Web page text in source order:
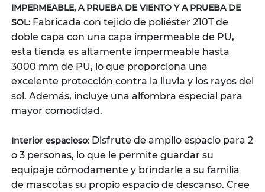
IMPERMEABLE, A PRUEBA DE VIENTO Y A PRUEBA DE
SOL: Fabricada con tejido de poliéster 210T de
doble capa con una capa impermeable de PU,
esta tienda es altamente impermeable hasta
3000 mm de PU, lo que proporciona una
excelente protección contra la lluvia y los rayos del
sol. Además, incluye una alfombra especial para
mayor comodidad.
Interior espacioso: Disfrute de amplio espacio para 2
o 3 personas, lo que le permite guardar su
equipaje cómodamente y brindarle a su familia
de mascotas su propio espacio de descanso. Cree